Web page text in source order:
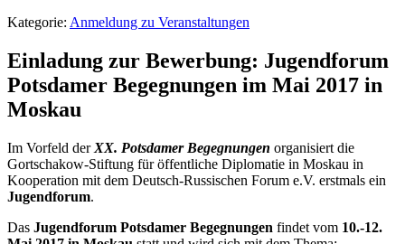
Kategorie: Anmeldung zu Veranstaltungen
Einladung zur Bewerbung: Jugendforum
Potsdamer Begegnungen im Mai 2017 in
Moskau
Im Vorfeld der XX. Potsdamer Begegnungen organisiert die
Gortschakow-Stiftung für öffentliche Diplomatie in Moskau in
Kooperation mit dem Deutsch-Russischen Forum e.V. erstmals ein
Jugendforum.
Das Jugendforum Potsdamer Begegnungen findet vom 10.-12.